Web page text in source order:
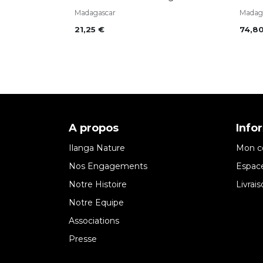
Madagascar
21,25 € 74,80
A propos
Ilanga Nature
Nos Engagements
Notre Histoire
Notre Equipe
Associations
Presse
Mon